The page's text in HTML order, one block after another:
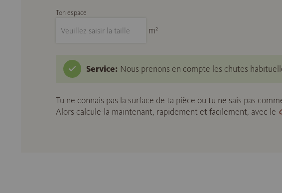
Ton espace
m²
Service: Nous prenons en compte les chutes
Tu ne connais pas la surface de ta pièce ou tu ne sais pas
Alors calcule-la maintenant, rapidement et facilement, avec le